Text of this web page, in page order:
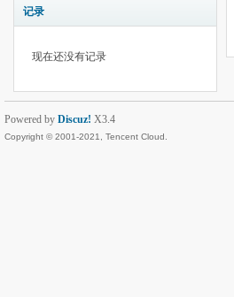
记录
现在还没有记录
Powered by Discuz! X3.4
Copyright © 2001-2021, Tencent Cloud.